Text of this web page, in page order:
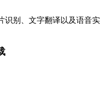
识别、文字翻译以及语音实